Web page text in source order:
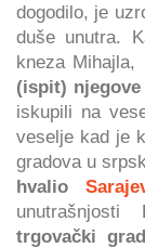
dogodilo, je
duše unutra.
kneza
(ispit)
iskupili na
veselje kad je
gradova u
hvalio
trgovački grad